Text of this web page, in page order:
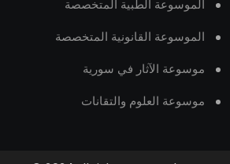
الموسوعة الطبية المتخصصة
الموسوعة القانونية المتخصصة
موسوعة الآثار في سورية
موسوعة العلوم والتقانات